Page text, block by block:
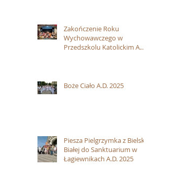
Zakończenie Roku
Wychowawczego w
Przedszkolu Katolickim A.D.
Boże Ciało A.D. 2025
Piesza Pielgrzymka z Bielska
Białej do Sanktuarium w
Łagiewnikach A.D. 2025